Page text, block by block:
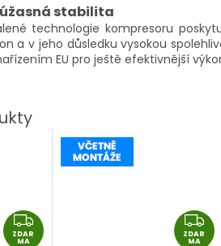
stabilita
technologie kompresoru
a v jeho důsledku vysokou
EU pro ještě efektivnější
Z
D
ZDAR
MA
Z
D
ZDAR
MA